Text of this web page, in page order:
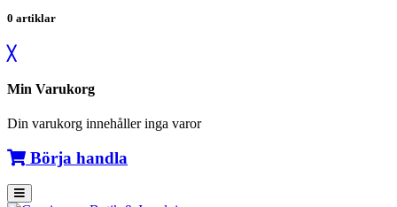
0 artiklar
╳
Min Varukorg
Din varukorg innehåller inga varor
Börja handla